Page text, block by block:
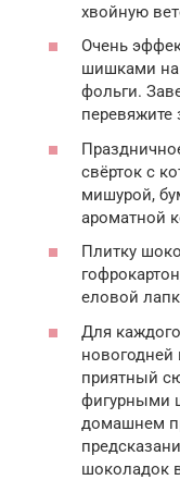
хвойную
Очень
шишками на
фольги.
свёрток с
мишурой,
ароматной
Плитку
еловой
Для
новогодней
приятный
фигурными
домашнем
шоколадок